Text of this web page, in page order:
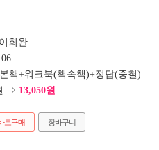
희완
책+워크북(책속책)+정답(중철)
⇒ 13,050원
로구매 장바구니